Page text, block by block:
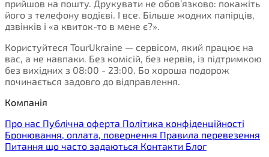
прийшов на пошту. Друкувати не обов’язково: покажіть
його з телефону водієві. І все. Більше жодних папірців,
дзвінків і «а квиток-то в мене є?».
Користуйтеся TourUkraine — сервісом, який працює на
вас, а не навпаки. Без комісій, без нервів, із підтримкою
без вихідних з 08:00 - 23:00. Бо хороша подорож
починається задовго до відправлення.
Компанія
Про нас Публічна оферта Політика конфіденційності
Бронювання, оплата, повернення Правила перевезення
Питання що часто задаються Контакти Блог